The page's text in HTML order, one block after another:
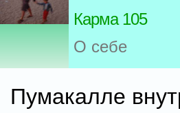
Карма 105
О себе
Пумакалле